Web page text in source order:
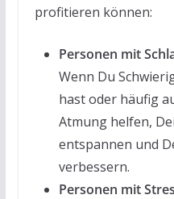
profitieren können:
Personen mit
Wenn Du
hast oder häufig
Atmung helfen,
entspannen und
verbessern.
Personen mit